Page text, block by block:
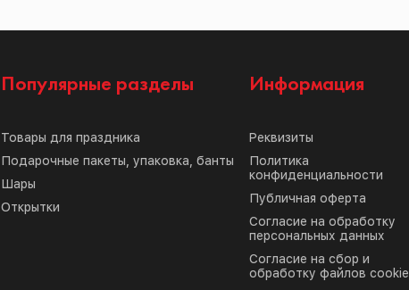
Популярные разделы
Товары для праздника
Подарочные пакеты, упаковка, банты
Шары
Открытки
Информация
Реквизиты
Политика
конфиденциальности
Публичная оферта
Согласие на обработку
персональных данных
Согласие на сбор и
обработку файлов cookie